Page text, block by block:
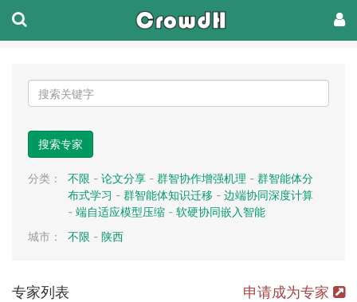
搜索专家
分类： 不限 - 论文分享 - 群智协作增强机理 - 群智能体分
布式学习 - 群智能体知识迁移 - 边端协同深度计算
- 端自适应模型压缩 - 软硬协同嵌入智能
城市：
不限 - 陕西
专家列表 申请成为专家